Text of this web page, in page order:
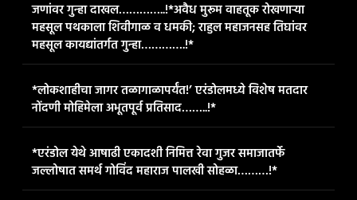
*एरंडोलच्या तहसीलदारांवर अवैध मुरूम कारवाईदरम्यान हल्ला, ३
जणांवर गुन्हा दाखल…………..!*​अवैध मुरूम वाहतूक रोखणाऱ्या
महसूल पथकाला शिवीगाळ व धमकी; राहुल महाजनसह तिघांवर
महसूल कायद्यांतर्गत गुन्हा………….!*
*लोकशाहीचा जागर तळागाळापर्यंत!’ एरंडोलमध्ये विशेष मतदार
नोंदणी मोहिमेला अभूतपूर्व प्रतिसाद……..!*
*एरंडोल येथे आषाढी एकादशी निमित्त रेवा गुजर समाजातर्फे
जल्लोषात समर्थ गोविंद महाराज पालखी सोहळा………!*